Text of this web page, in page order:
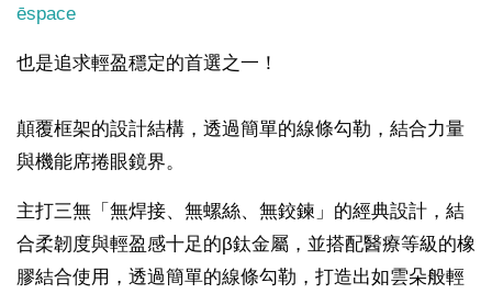
ēspace
也是追求輕盈穩定的首選之一！
顛覆框架的設計結構，透過簡單的線條勾勒，結合力量
與機能席捲眼鏡界。
主打三無「無焊接、無螺絲、無鉸鍊」的經典設計，結
合柔韌度與輕盈感十足的β鈦金屬，並搭配醫療等級的橡
膠結合使用，透過簡單的線條勾勒，打造出如雲朵般輕